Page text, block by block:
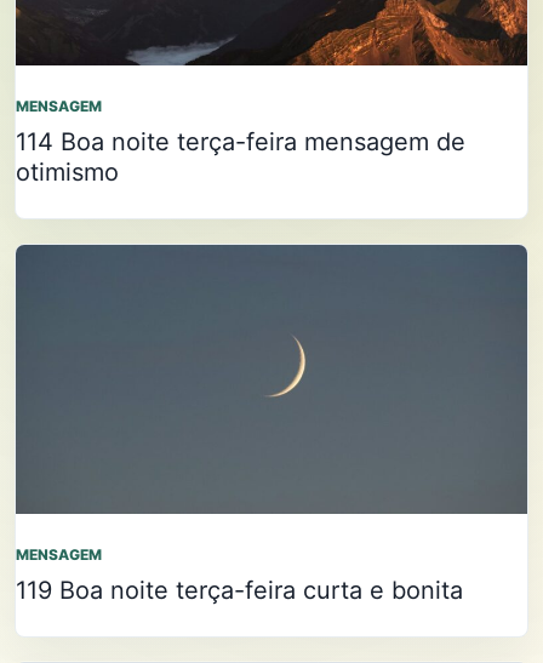
MENSAGEM
114 Boa noite terça-feira mensagem de
otimismo
MENSAGEM
119 Boa noite terça-feira curta e bonita